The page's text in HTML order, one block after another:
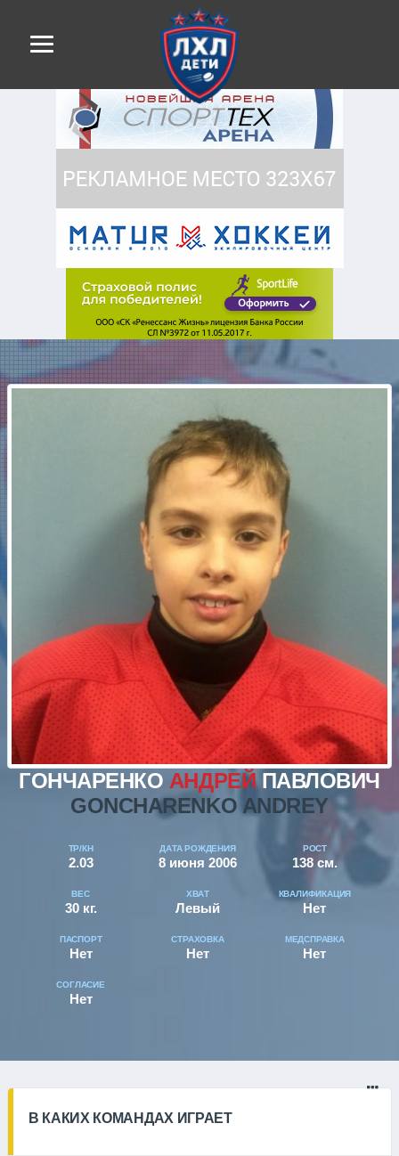
ГОНЧАРЕНКО АНДРЕЙПАВЛОВИЧ
GONCHARENKO ANDREY
ТР/КН
2.03
ДАТА РОЖДЕНИЯ
8 июня 2006
РОСТ
138 см.
ВЕС
30 кг.
ХВАТ
Левый
КВАЛИФИКАЦИЯ
Нет
ПАСПОРТ
Нет
СТРАХОВКА
Нет
МЕДСПРАВКА
Нет
СОГЛАСИЕ
Нет
В КАКИХ КОМАНДАХ ИГРАЕТ